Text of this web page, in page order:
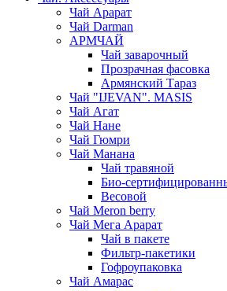
Чай Арарат
Чай Darman
АРМЧАЙ
Чай заварочный
Прозрачная фасовка
Армянский Тараз
Чай "IJEVAN". MASIS
Чай Агат
Чай Нане
Чай Гюмри
Чай Манана
Чай травяной
Био-
Весовой
Чай Meron berry
Чай Мега Арарат
Чай в пакете
Фильтр-пакетики
Гофроупаковка
Чай Амарас